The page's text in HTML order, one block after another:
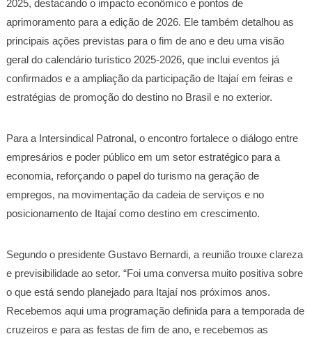
2025, destacando o impacto econômico e pontos de
aprimoramento para a edição de 2026. Ele também detalhou as
principais ações previstas para o fim de ano e deu uma visão
geral do calendário turístico 2025-2026, que inclui eventos já
confirmados e a ampliação da participação de Itajaí em feiras e
estratégias de promoção do destino no Brasil e no exterior.
Para a Intersindical Patronal, o encontro fortalece o diálogo entre
empresários e poder público em um setor estratégico para a
economia, reforçando o papel do turismo na geração de
empregos, na movimentação da cadeia de serviços e no
posicionamento de Itajaí como destino em crescimento.
Segundo o presidente Gustavo Bernardi, a reunião trouxe clareza
e previsibilidade ao setor. “Foi uma conversa muito positiva sobre
o que está sendo planejado para Itajaí nos próximos anos.
Recebemos aqui uma programação definida para a temporada de
cruzeiros e para as festas de fim de ano, e recebemos as